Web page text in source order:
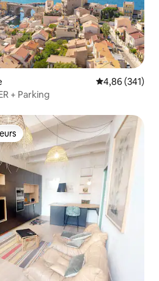
Évaluation
4,86 (341)
+ Parking
les plus appréciés